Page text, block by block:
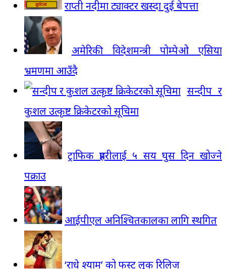
राप्ती नदीमा ट्याक्टर खस्दा दुई बेपत्ता
अमेरिकी विदेशमन्त्री पोम्पेओ एसिया
भ्रमणमा आउँदै
सन्दीप र
कुशल उत्कृष्ट क्रिकेटरको सूचिमा
ट्राफिक प्रहरीलाई ५ सय घुस दिन खोज्ने
पक्राउ
आईपीएल अनिश्चितकालका लागि स्थगित
‘राधे श्याम’ को फस्ट लूक रिलिज